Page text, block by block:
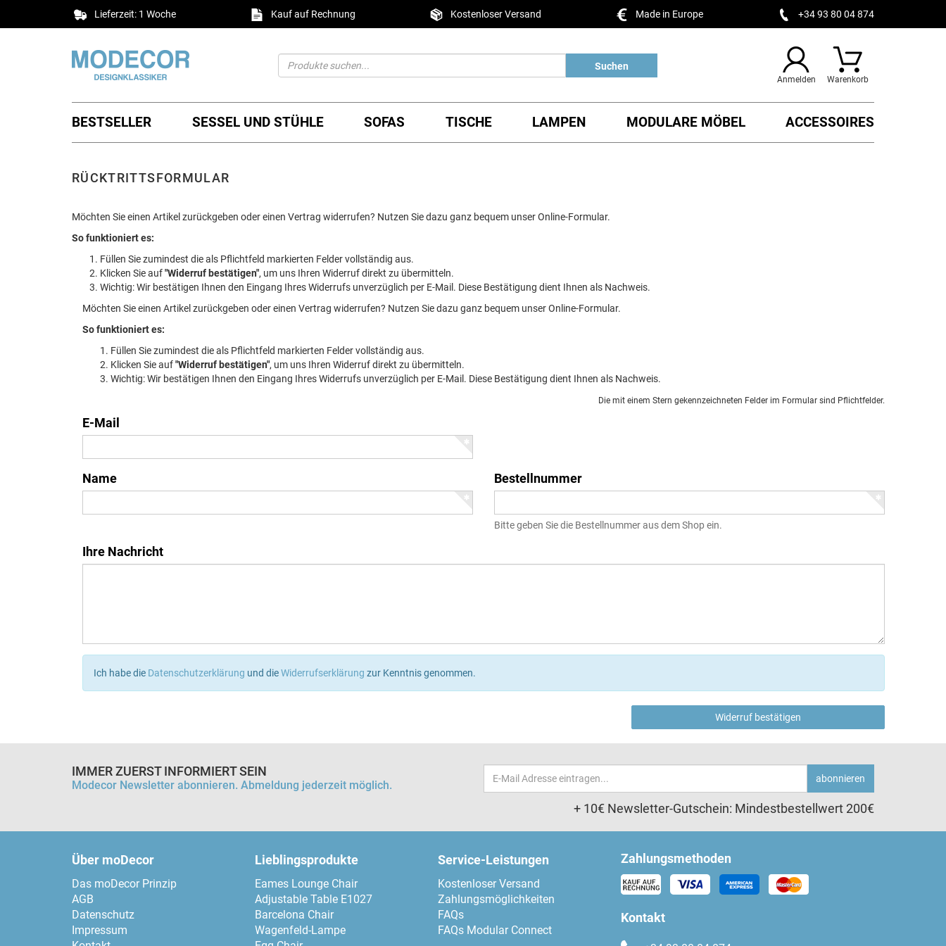
Lieferzeit: 1 Woche Kauf auf Rechnung Kostenloser Versand Made in Europe +34 93 80 04 874
Suchen
Anmelden Warenkorb
BESTSELLER SESSEL UND STÜHLE SOFAS TISCHE LAMPEN MODULARE MÖBEL ACCESSOIRES
RÜCKTRITTSFORMULAR
Möchten Sie einen Artikel zurückgeben oder einen Vertrag widerrufen? Nutzen Sie dazu ganz bequem unser Online-Formular.
So funktioniert es:
Füllen Sie zumindest die als Pflichtfeld markierten Felder vollständig aus.
Klicken Sie auf"Widerruf bestätigen", um uns Ihren Widerruf direkt zu übermitteln.
Wichtig: Wir bestätigen Ihnen den Eingang Ihres Widerrufs unverzüglich per E-Mail. Diese Bestätigung dient Ihnen als Nachweis.
Möchten Sie einen Artikel zurückgeben oder einen Vertrag widerrufen? Nutzen Sie dazu ganz bequem unser Online-Formular.
So funktioniert es:
Füllen Sie zumindest die als Pflichtfeld markierten Felder vollständig aus.
Klicken Sie auf"Widerruf bestätigen", um uns Ihren Widerruf direkt zu übermitteln.
Wichtig: Wir bestätigen Ihnen den Eingang Ihres Widerrufs unverzüglich per E-Mail. Diese Bestätigung dient Ihnen als Nachweis.
Die mit einem Stern gekennzeichneten Felder im Formular sind Pflichtfelder.
E-Mail
Name Bestellnummer
Bitte geben Sie die Bestellnummer aus dem Shop ein.
Ihre Nachricht
Ich habe die Datenschutzerklärung und dieWiderrufserklärung zur Kenntnis genommen.
Widerruf bestätigen
IMMER ZUERST INFORMIERT SEIN
Modecor Newsletter abonnieren. Abmeldung jederzeit möglich.
Email-
Adresse
abonnieren
+ 10€ Newsletter-Gutschein: Mindestbestellwert 200€
Über moDecor
Das moDecor Prinzip
AGB
Datenschutz
Impressum
Lieblingsprodukte
Eames Lounge Chair
Adjustable Table E1027
Barcelona Chair
Wagenfeld-Lampe
Service-Leistungen
Kostenloser Versand
Zahlungsmöglichkeiten
FAQs
FAQs Modular Connect
Zahlungsmethoden
Kontakt